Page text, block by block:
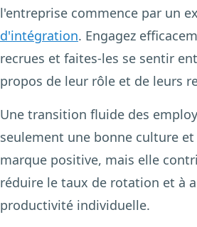
l'entreprise commence par un
d'intégration. Engagez
recrues et faites-les se sentir
propos de leur rôle et de leurs
Une transition fluide des
seulement une bonne culture
marque positive, mais elle
réduire le taux de rotation et à
productivité individuelle.